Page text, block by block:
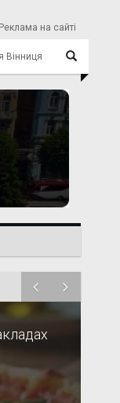
Реклама на сайті
Вінниця